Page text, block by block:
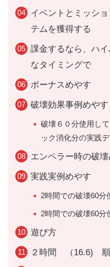
イベントとミッシ
テムを獲得する
課金するなら、ハ
なタイミングで
ボーナスめやす
破壊効果事例めやす
破壊６０分使用し
ック消化分の実践
エンペラー時の破
実践実例めやす
2時間での破壊60分
2時間での破壊60分
遊び方
２時間 （16.6)